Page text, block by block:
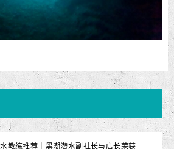
教练推荐｜黑潮潜水副社长与店长荣获